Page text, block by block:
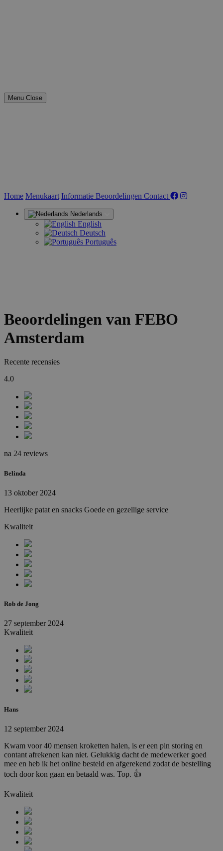
Menu Close
Home Menukaart Informatie Beoordelingen (huidige)
Contact
Nederlands
English
Deutsch
Português
Beoordelingen van FEBO
Amsterdam
Recente recensies
4.0
na 24 reviews
Belinda
13 oktober 2024
Heerlijke patat en snacks Goede en gezellige service
Kwaliteit
Rob de Jong
27 september 2024
Kwaliteit
Hans
12 september 2024
Kwam voor 40 mensen kroketten halen, is er een pin storing en
contant afrekenen kan niet. Gelukkig dacht de medewerker goed
mee en heb ik het online besteld en afgerekend zodat de bestelling
toch door kon gaan en betaald was. Top. 👍
Kwaliteit